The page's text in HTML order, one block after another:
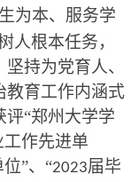
为本、服务学
人根本任务，
持为党育人、
教育工作内涵式
“郑州大学学
工作先进单
”、“2023届毕